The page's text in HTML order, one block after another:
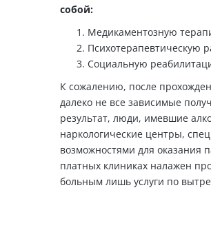
собой:
Медикаментозную
Психотерапевтическую
Социальную
К сожалению, после
далеко не все зависимые
результат, люди, имевшие
наркологические центры,
возможностями для оказания
платных клиниках налажен
больным лишь услуги по